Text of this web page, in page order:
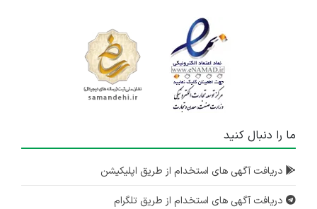
ما را دنبال کنید
دریافت آگهی های استخدام از طریق اپلیکیشن
دریافت آگهی های استخدام از طریق تلگرام